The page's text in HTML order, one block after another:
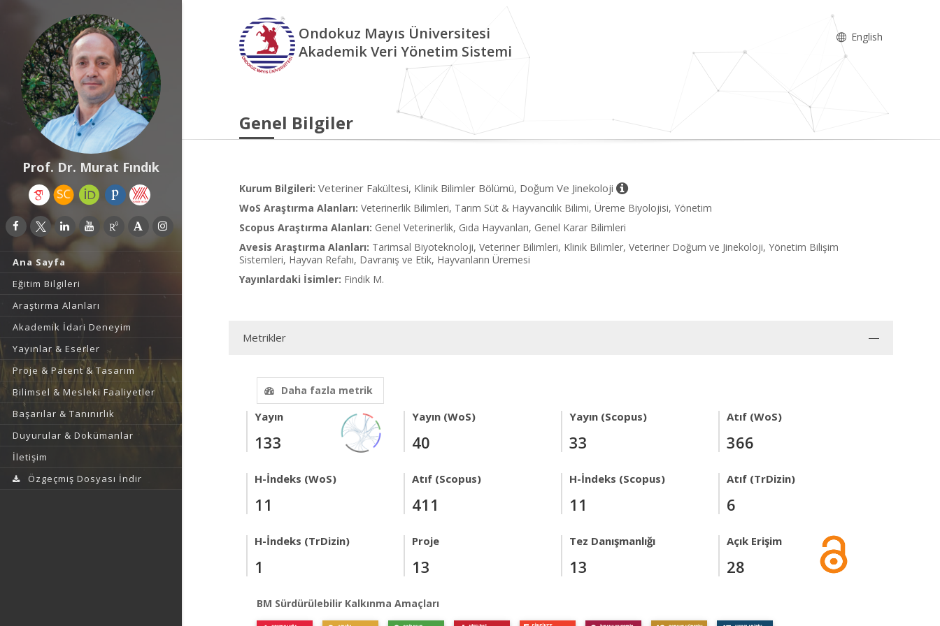
Prof. Dr. Murat Fındık
Ana Sayfa
Eğitim Bilgileri
Araştırma Alanları
Akademik İdari Deneyim
Yayınlar & Eserler
Proje & Patent & Tasarım
Bilimsel & Mesleki Faaliyetler
Başarılar & Tanınırlık
Duyurular & Dokümanlar
İletişim
Özgeçmiş Dosyası İndir
Ondokuz Mayıs Üniversitesi
Akademik Veri Yönetim Sistemi
English
Genel Bilgiler
Kurum Bilgileri: Veteriner Fakültesi, Klinik Bilimler Bölümü, Doğum Ve Jinekoloji
WoS Araştırma Alanları: Veterinerlik Bilimleri, Tarım Süt & Hayvancılık Bilimi, Üreme Biyolojisi, Yönetim
Scopus Araştırma Alanları: Genel Veterinerlik, Gıda Hayvanları, Genel Karar Bilimleri
Avesis Araştırma Alanları: Tarimsal Biyoteknoloji, Veteriner Bilimleri, Klinik Bilimler, Veteriner Doğum ve Jinekoloji, Yönetim Bilişim
Sistemleri, Hayvan Refahı, Davranış ve Etik, Hayvanların Üremesi
Yayınlardaki İsimler: Findik M.
Metrikler
Daha fazla metrik
Yayın
133
Yayın (WoS)
40
Yayın (Scopus)
33
Atıf (WoS)
366
H-İndeks (WoS)
11
Atıf (Scopus)
411
H-İndeks (Scopus)
11
Atıf (TrDizin)
6
H-İndeks (TrDizin)
1
Proje
13
Tez Danışmanlığı
13
Açık Erişim
28
BM Sürdürülebilir Kalkınma Amaçları